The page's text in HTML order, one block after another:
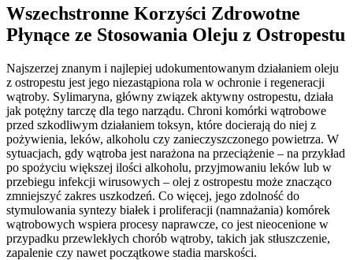
Wszechstronne Korzyści Zdrowotne
Płynące ze Stosowania Oleju z Ostropestu
Najszerzej znanym i najlepiej udokumentowanym działaniem oleju
z ostropestu jest jego niezastąpiona rola w ochronie i regeneracji
wątroby. Sylimaryna, główny związek aktywny ostropestu, działa
jak potężny tarczę dla tego narządu. Chroni komórki wątrobowe
przed szkodliwym działaniem toksyn, które docierają do niej z
pożywienia, leków, alkoholu czy zanieczyszczonego powietrza. W
sytuacjach, gdy wątroba jest narażona na przeciążenie – na przykład
po spożyciu większej ilości alkoholu, przyjmowaniu leków lub w
przebiegu infekcji wirusowych – olej z ostropestu może znacząco
zmniejszyć zakres uszkodzeń. Co więcej, jego zdolność do
stymulowania syntezy białek i proliferacji (namnażania) komórek
wątrobowych wspiera procesy naprawcze, co jest nieocenione w
przypadku przewlekłych chorób wątroby, takich jak stłuszczenie,
zapalenie czy nawet początkowe stadia marskości.